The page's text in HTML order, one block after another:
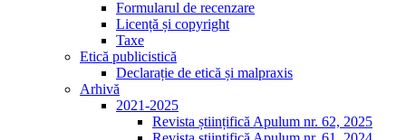
Formularul de recenzare
Licență și copyright
Taxe
Etică publicistică
Declarație de etică și malpraxis
Arhivă
2021-2025
Revista științifică Apulum nr. 62, 2025